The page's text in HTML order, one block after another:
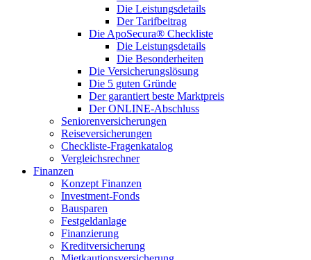
Die Leistungsdetails
Der Tarifbeitrag
Die ApoSecura® Checkliste
Die Leistungsdetails
Die Besonderheiten
Die Versicherungslösung
Die 5 guten Gründe
Der garantiert beste Marktpreis
Der ONLINE-Abschluss
Seniorenversicherungen
Reiseversicherungen
Checkliste-Fragenkatalog
Vergleichsrechner
Finanzen
Konzept Finanzen
Investment-Fonds
Bausparen
Festgeldanlage
Finanzierung
Kreditversicherung